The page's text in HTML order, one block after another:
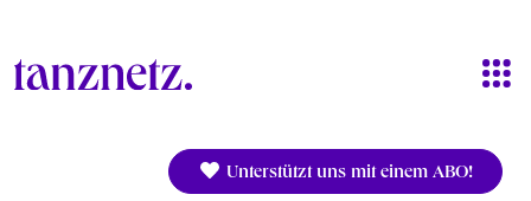
Unterstützt uns mit einem ABO!